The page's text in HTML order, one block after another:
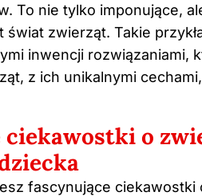
To nie tylko imponujące,
świat zwierząt. Takie
inwencji
z ich unikalnymi
ciekawostki o
fascynujące